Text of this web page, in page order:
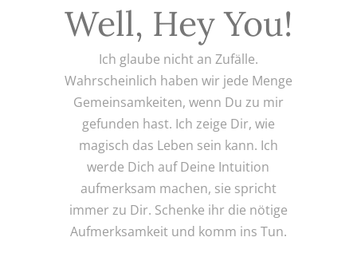
Well, Hey You!
Ich glaube nicht an Zufälle.
Wahrscheinlich haben wir jede Menge
Gemeinsamkeiten, wenn Du zu mir
gefunden hast. Ich zeige Dir, wie
magisch das Leben sein kann. Ich
werde Dich auf Deine Intuition
aufmerksam machen, sie spricht
immer zu Dir. Schenke ihr die nötige
Aufmerksamkeit und komm ins Tun.